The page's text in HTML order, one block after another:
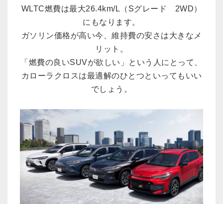
WLTC燃費は最大26.4km/L（Sグレード 2WD）
にもなります。
ガソリン価格が高い今、維持費の安さは大きなメ
リット。
「燃費の良いSUVが欲しい」という人にとって、
カローラクロスは最適解のひとつといってもいい
でしょう。